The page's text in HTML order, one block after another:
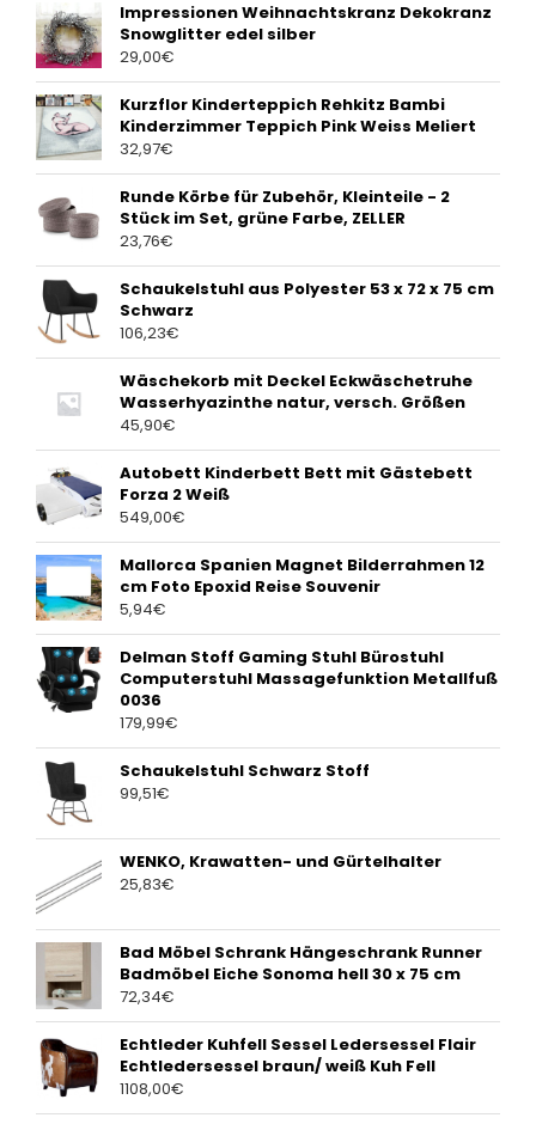
Impressionen Weihnachtskranz Dekokranz
Snowglitter edel silber
29,00€
Kurzflor Kinderteppich Rehkitz Bambi
Kinderzimmer Teppich Pink Weiss Meliert
32,97€
Runde Körbe für Zubehör, Kleinteile - 2
Stück im Set, grüne Farbe, ZELLER
23,76€
Schaukelstuhl aus Polyester 53 x 72 x 75 cm
Schwarz
106,23€
Wäschekorb mit Deckel Eckwäschetruhe
Wasserhyazinthe natur, versch. Größen
45,90€
Autobett Kinderbett Bett mit Gästebett
Forza 2 Weiß
549,00€
Mallorca Spanien Magnet Bilderrahmen 12
cm Foto Epoxid Reise Souvenir
5,94€
Delman Stoff Gaming Stuhl Bürostuhl
Computerstuhl Massagefunktion Metallfuß
0036
179,99€
Schaukelstuhl Schwarz Stoff
99,51€
WENKO, Krawatten- und Gürtelhalter
25,83€
Bad Möbel Schrank Hängeschrank Runner
Badmöbel Eiche Sonoma hell 30 x 75 cm
72,34€
Echtleder Kuhfell Sessel Ledersessel Flair
Echtledersessel braun/ weiß Kuh Fell
1108,00€